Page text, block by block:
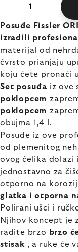
Posuđe Fissler
izradili
materijal od
čvrsto prianjaju
koju ćete pronaći
Set posuđa iz ove
poklopcem
poklopcem
obujma 1,4 l.
Posuđe iz ove
od plemenitog
ovog čelika dolazi
jednostavno za
otporno na
glatka i otporna
Polirani ušci i
Njihov koncept je
radite brzo
brzo
stisak , a ruke će